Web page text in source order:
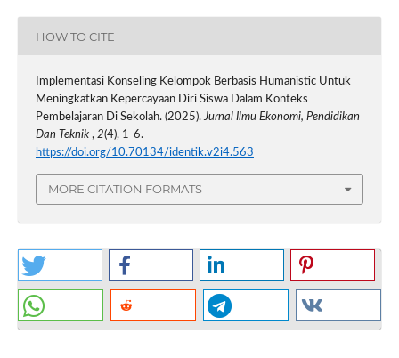
HOW TO CITE
Implementasi Konseling Kelompok Berbasis Humanistic Untuk
Meningkatkan Kepercayaan Diri Siswa Dalam Konteks
Pembelajaran Di Sekolah. (2025).Jurnal Ilmu Ekonomi, Pendidikan
Dan Teknik , 2(4), 1-6.
https://doi.org/10.70134/identik.v2i4.563
MORE CITATION FORMATS